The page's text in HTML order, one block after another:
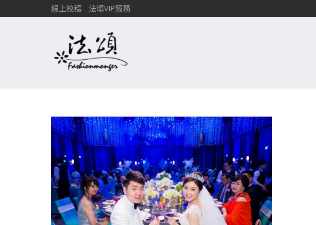
線上校稿 法頌VIP服務